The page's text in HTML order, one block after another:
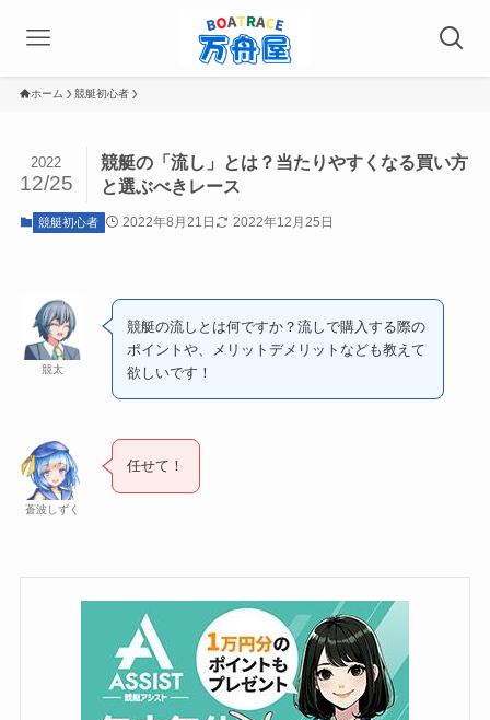
ホーム 競艇初心者
競艇の「流し」とは？当たりやすくなる買い方
と選ぶべきレース
2022
12/25
競艇初心者 2022年8月21日 2022年12月25日
競太
競艇の流しとは何ですか？流しで購入する際の
ポイントや、メリットデメリットなども教えて
欲しいです！
蒼波しずく
任せて！